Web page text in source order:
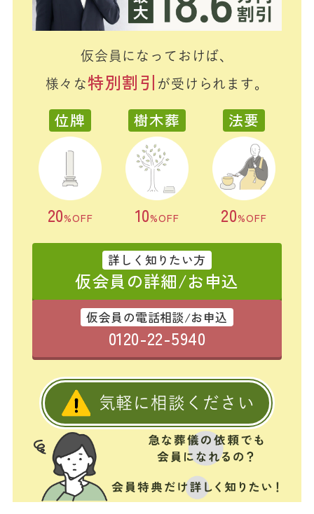
仮会員になっておけば、
様々な特別割引 が受けられます。
位牌
20%OFF
樹木葬
10%OFF
法要
20%OFF
詳しく知りたい方
仮会員の詳細/お申込
仮会員の電話相談/お申込
0120-22-5940
気軽に相談ください